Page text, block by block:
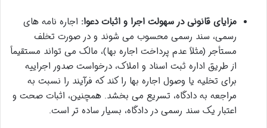
مزایای قانونی در سهولت اجرا و اثبات دعوا: اجاره نامه های
رسمی، سند رسمی محسوب می شوند و در صورت تخلف
مستأجر (مثلاً عدم پرداخت اجاره بها)، مالک می تواند مستقیماً
از طریق اداره ثبت اسناد و املاک، درخواست صدور اجراییه
برای تخلیه یا وصول اجاره بها را کند که فرآیند را نسبت به
مراجعه به دادگاه، تسریع می بخشد. همچنین، اثبات صحت و
اعتبار یک سند رسمی در دادگاه، بسیار ساده تر است.